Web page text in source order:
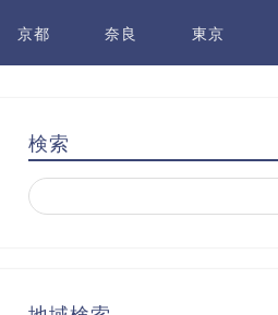
京都 奈良 東京
検索